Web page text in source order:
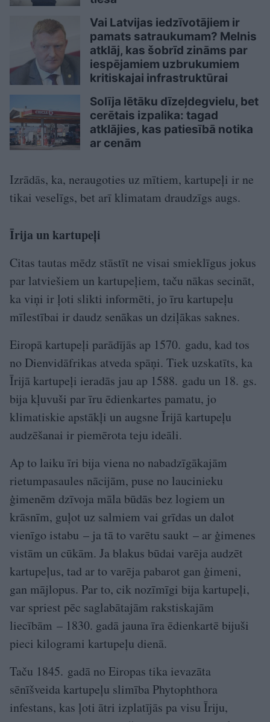
Vai Latvijas iedzīvotājiem ir
pamats satraukumam? Melnis
atklāj, kas šobrīd zināms par
iespējamiem uzbrukumiem
kritiskajai infrastruktūrai
Solīja lētāku dīzeļdegvielu, bet
cerētais izpalika: tagad
atklājies, kas patiesībā notika
ar cenām
Izrādās, ka, neraugoties uz mītiem, kartupeļi ir ne
tikai veselīgs, bet arī klimatam draudzīgs augs.
Īrija un kartupeļi
Citas tautas mēdz stāstīt ne visai smieklīgus jokus
par latviešiem un kartupeļiem, taču nākas secināt,
ka viņi ir ļoti slikti informēti, jo īru kartupeļu
mīlestībai ir daudz senākas un dziļākas saknes.
Eiropā kartupeļi parādījās ap 1570. gadu, kad tos
no Dienvidāfrikas atveda spāņi. Tiek uzskatīts, ka
Īrijā kartupeļi ieradās jau ap 1588. gadu un 18. gs.
bija kļuvuši par īru ēdienkartes pamatu, jo
klimatiskie ap­stākļi un augsne Īrijā kartupeļu
audzēšanai ir piemērota teju ideāli.
Ap to laiku īri bija viena no nabadzīgākajām
rietumpasaules nācijām, puse no laucinieku
ģimenēm dzīvoja māla būdās bez logiem un
krāsnīm, guļot uz salmiem vai grīdas un dalot
vienīgo istabu – ja tā to varētu saukt – ar ģimenes
vistām un cūkām. Ja blakus būdai varēja audzēt
kartupeļus, tad ar to varēja pabarot gan ģimeni,
gan mājlopus. Par to, cik nozīmīgi bija kartupeļi,
var spriest pēc saglabātajām rakstiskajām
liecībām – 1830. gadā jauna īra ēdienkartē bijuši
pieci kilogrami kartupeļu dienā.
Taču 1845. gadā no Eiropas tika ievazāta
sēnīšveida kartupeļu slimība Phyto­phthora
infestans, kas ļoti ātri izplatījās pa visu Īriju,